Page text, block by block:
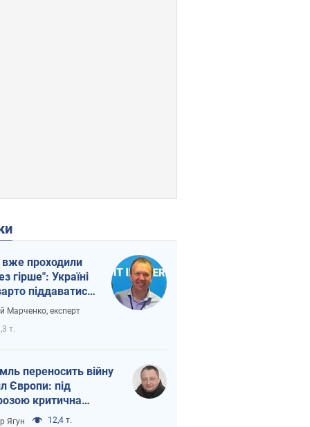
проходили
гірше": Україні
піддаватися
через
Марченко, експерт
т.
переносить війну
Європи: під
критична
Ягун 12,4 т.